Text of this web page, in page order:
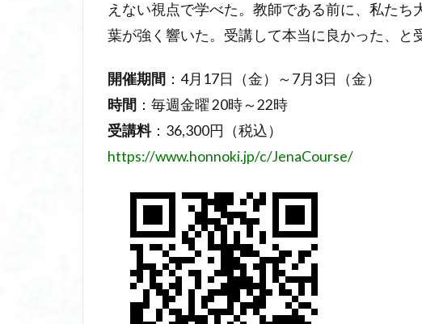
えない視点で学べた。教師である前に、私た
葉が強く響いた。受講して本当に良かった、と
開催期間 ：4月17日（金）～7月3日（金）
時間 ：毎週金曜 20時～22時
受講料：36,300円（税込）
https://www.honnoki.jp/c/JenaCourse/